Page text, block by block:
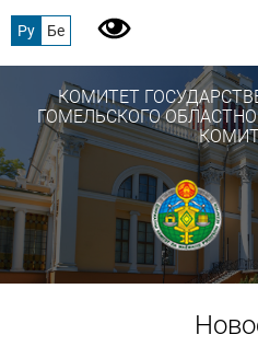
Ру Бе
КОМИТЕТ
ГОМЕЛЬСКОГО